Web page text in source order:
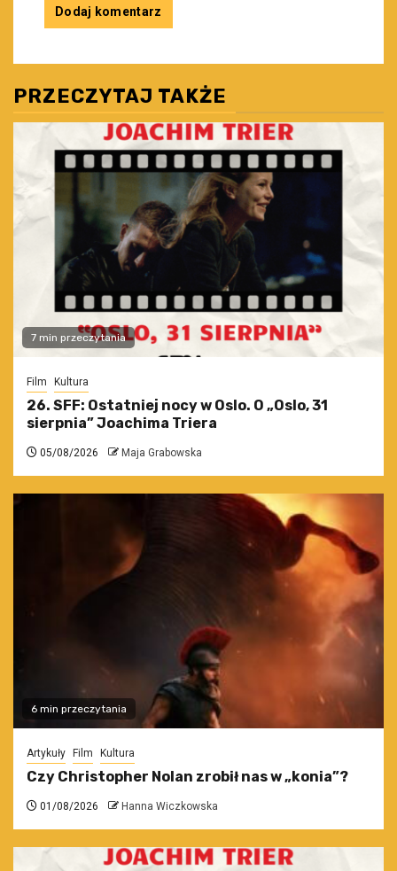
PRZECZYTAJ TAKŻE
7 min przeczytania
Film Kultura
26. SFF: Ostatniej nocy w Oslo. O „Oslo, 31
sierpnia” Joachima Triera
05/08/2026 Maja Grabowska
6 min przeczytania
Artykuły Film Kultura
Czy Christopher Nolan zrobił nas w „konia”?
01/08/2026 Hanna Wiczkowska